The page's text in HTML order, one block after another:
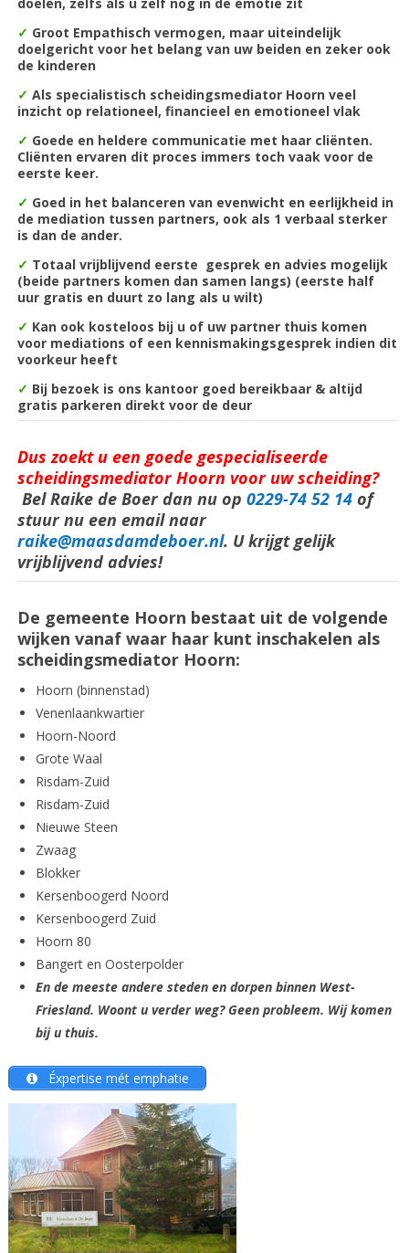
✓ Groot Empathisch vermogen, maar uiteindelijk
doelgericht voor het belang van uw beiden en zeker ook
de kinderen
✓ Als specialistisch scheidingsmediator Hoorn veel
inzicht op relationeel, financieel en emotioneel vlak
✓ Goede en heldere communicatie met haar cliënten.
Cliënten ervaren dit proces immers toch vaak voor de
eerste keer.
✓ Goed in het balanceren van evenwicht en eerlijkheid in
de mediation tussen partners, ook als 1 verbaal sterker
is dan de ander.
✓ Totaal vrijblijvend eerste gesprek en advies mogelijk
(beide partners komen dan samen langs) (eerste half
uur gratis en duurt zo lang als u wilt)
✓ Kan ook kosteloos bij u of uw partner thuis komen
voor mediations of een kennismakingsgesprek indien dit
voorkeur heeft
✓ Bij bezoek is ons kantoor goed bereikbaar & altijd
gratis parkeren direkt voor de deur
Dus zoekt u een goede gespecialiseerde
scheidingsmediator Hoorn voor uw scheiding?
Bel Raike de Boer dan nu op 0229-74 52 14of
stuur nu een email naar
raike@maasdamdeboer.nl. U krijgt gelijk
vrijblijvend advies!
De gemeente Hoorn bestaat uit de volgende
wijken vanaf waar haar kunt inschakelen als
scheidingsmediator Hoorn:
Hoorn (binnenstad)
Venenlaankwartier
Hoorn-Noord
Grote Waal
Risdam-Zuid
Risdam-Zuid
Nieuwe Steen
Zwaag
Blokker
Kersenboogerd Noord
Kersenboogerd Zuid
Hoorn 80
Bangert en Oosterpolder
En de meeste andere steden en dorpen binnen West-
Friesland. Woont u verder weg? Geen probleem. Wij komen
bij u thuis.
Éxpertise mét emphatie